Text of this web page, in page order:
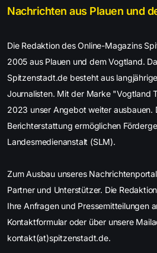
Nachrichten aus Plauen und
Die Redaktion des Online-Magazins
2005 aus Plauen und dem Vogtland.
Spitzenstadt.de besteht aus
Journalisten. Mit der Marke "Vogtland
2023 unser Angebot weiter ausbauen.
Berichterstattung ermöglichen
Landesmedienanstalt (SLM).
Zum Ausbau unseres
Partner und Unterstützer. Die
Ihre Anfragen und Pressemitteilungen
Kontaktformular oder über unsere
kontakt(at)spitzenstadt.de.